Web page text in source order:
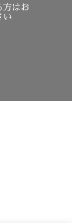
方はお
い